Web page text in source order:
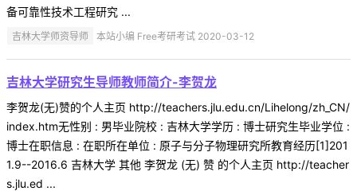
备可靠性技术工程研究 ...
吉林大学师资导师 本站小编 Free考研考试 2020-03-12
吉林大学研究生导师教师简介-李贺龙
李贺龙(无)赞的个人主页 http://teachers.jlu.edu.cn/Lihelong/zh_CN/
index.htm无性别 : 男毕业院校 : 吉林大学学历 : 博士研究生毕业学位 :
博士在职信息 : 在职所在单位 : 原子与分子物理研究所教育经历[1]201
1.9--2016.6 吉林大学 其他 李贺龙 (无) 赞 的个人主页 http://teacher
s.jlu.ed ...